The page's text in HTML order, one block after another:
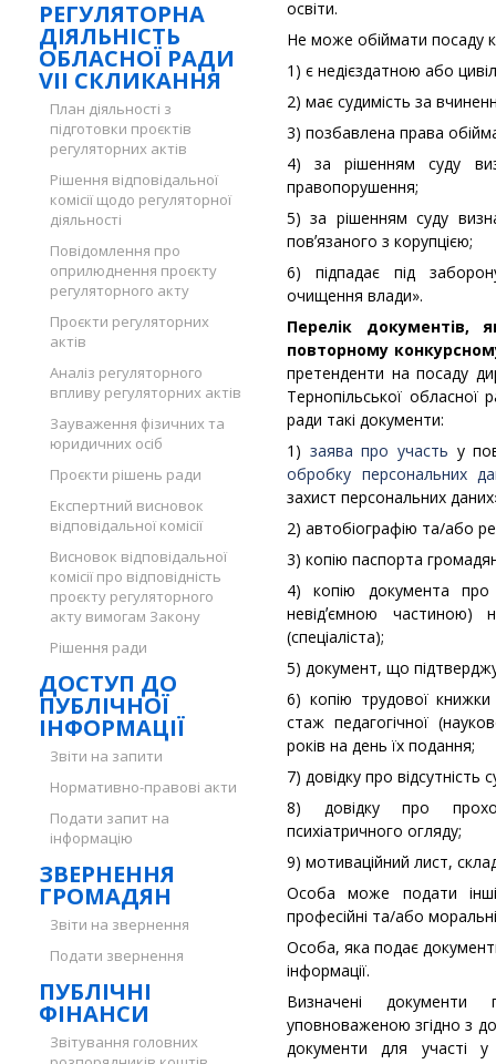
РЕГУЛЯТОРНА
ДІЯЛЬНІСТЬ
ОБЛАСНОЇ РАДИ
VII СКЛИКАННЯ
План діяльності з
підготовки проєктів
регуляторних актів
Рішення відповідальної
комісії щодо регуляторної
діяльності
Повідомлення про
оприлюднення проєкту
регуляторного акту
Проєкти регуляторних
актів
Аналіз регуляторного
впливу регуляторних актів
Зауваження фізичних та
юридичних осіб
Проєкти рішень ради
Експертний висновок
відповідальної комісії
Висновок відповідальної
комісії про відповідність
проєкту регуляторного
акту вимогам Закону
Рішення ради
ДОСТУП ДО
ПУБЛІЧНОЇ
ІНФОРМАЦІЇ
Звіти на запити
Нормативно-правові акти
Подати запит на
інформацію
ЗВЕРНЕННЯ
ГРОМАДЯН
Звіти на звернення
Подати звернення
ПУБЛІЧНІ
ФІНАНСИ
Звітування головних
освіти.
Не може обіймати посаду
1) є недієздатною або
2) має судимість за
3) позбавлена права
4) за рішенням суду
правопорушення;
5) за рішенням суду
повʼязаного з корупцією;
6) підпадає під
очищення влади».
Перелік документів,
повторному
претенденти на посаду
Тернопільської обласної
ради такі документи:
1) заява про участь у
обробку персональних
захист персональних
2) автобіографію та/або
3) копію паспорта
4) копію документа
невідʼємною частиною)
(спеціаліста);
5) документ, що
6) копію трудової
стаж педагогічної
років на день їх подання;
7) довідку про відсутність
8) довідку про
психіатричного огляду;
9) мотиваційний лист,
Особа може подати інші
професійні та/або
Особа, яка подає
інформації.
Визначені
уповноваженою згідно з
документи для участі